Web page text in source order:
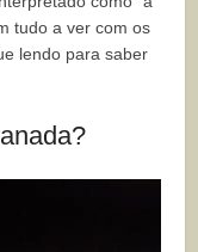
tudo a ver com os
lendo para saber